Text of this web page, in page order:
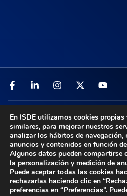
Acceso TPV Aviso Legal –
Política de Cookies–Canal
© 2026 ISDE. Todos los
En ISDE utilizamos cookies
similares, para mejorar nuestros
analizar los hábitos de
anuncios y contenidos en función
Algunos datos pueden compartirse
la personalización y medición de
Puede aceptar todas las cookies
rechazarlas haciendo clic en
preferencias en “Preferencias”.